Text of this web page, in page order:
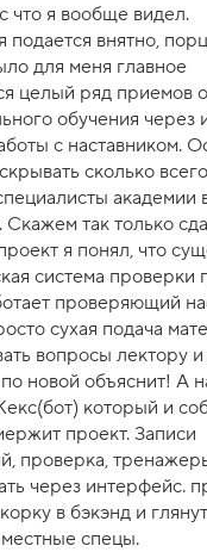
что я вообще видел.
внятно,
для меня главное
целый ряд приемов
обучения через
с наставником.
сколько всего
академии
Скажем так только
я понял, что
система проверки
проверяющий
сухая подача
вопросы лектору
новой объяснит! А
который и
проект. Записи
проверка,
через интерфейс.
в бэкэнд и
спецы.